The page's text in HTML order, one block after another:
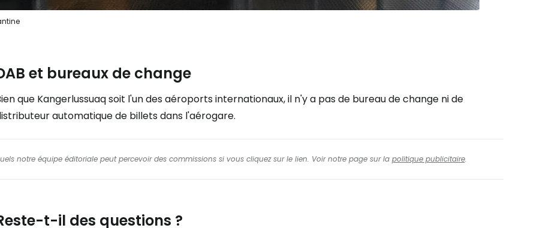
et bureaux de change
que Kangerlussuaq soit l'un des aéroports internationaux, il n'y a pas de bureau de change ni de
automatique de billets dans l'aérogare.
notre équipe éditoriale peut percevoir des commissions si vous cliquez sur le lien. Voir notre page sur la politique publicitaire.
t-il des questions ?